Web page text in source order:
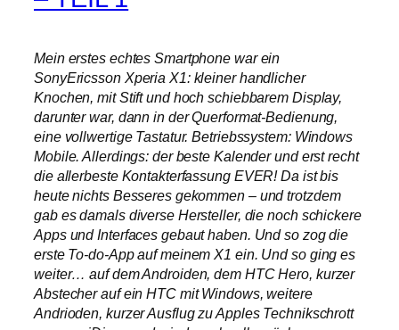
Mein erstes echtes Smartphone war ein
SonyEricsson Xperia X1: kleiner handlicher
Knochen, mit Stift und hoch schiebbarem Display,
darunter war, dann in der Querformat-Bedienung,
eine vollwertige Tastatur. Betriebssystem: Windows
Mobile. Allerdings: der beste Kalender und erst recht
die allerbeste Kontakterfassung EVER! Da ist bis
heute nichts Besseres gekommen – und trotzdem
gab es damals diverse Hersteller, die noch schickere
Apps und Interfaces gebaut haben. Und so zog die
erste To-do-App auf meinem X1 ein. Und so ging es
weiter… auf dem Androiden, dem HTC Hero, kurzer
Abstecher auf ein HTC mit Windows, weitere
Andrioden, kurzer Ausflug zu Apples Technikschrott